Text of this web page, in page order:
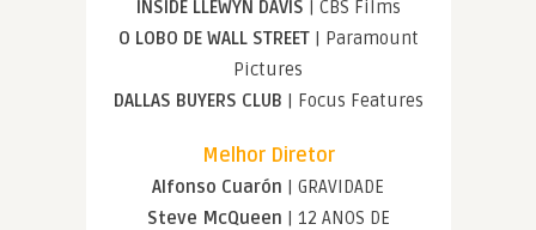
INSIDE LLEWYN DAVIS | CBS Films
O LOBO DE WALL STREET| Paramount
Pictures
DALLAS BUYERS CLUB | Focus Features
Melhor Diretor
Alfonso Cuarón | GRAVIDADE
Steve McQueen | 12 ANOS DE